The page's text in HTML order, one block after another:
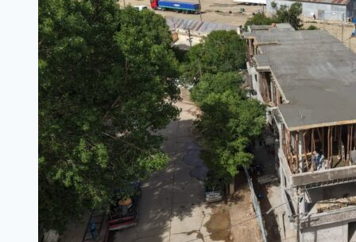
LA
FRONTERA
CAPACITACIONES,
BECAS
Y
PROYECTOS
PARA
LA
QUIACA